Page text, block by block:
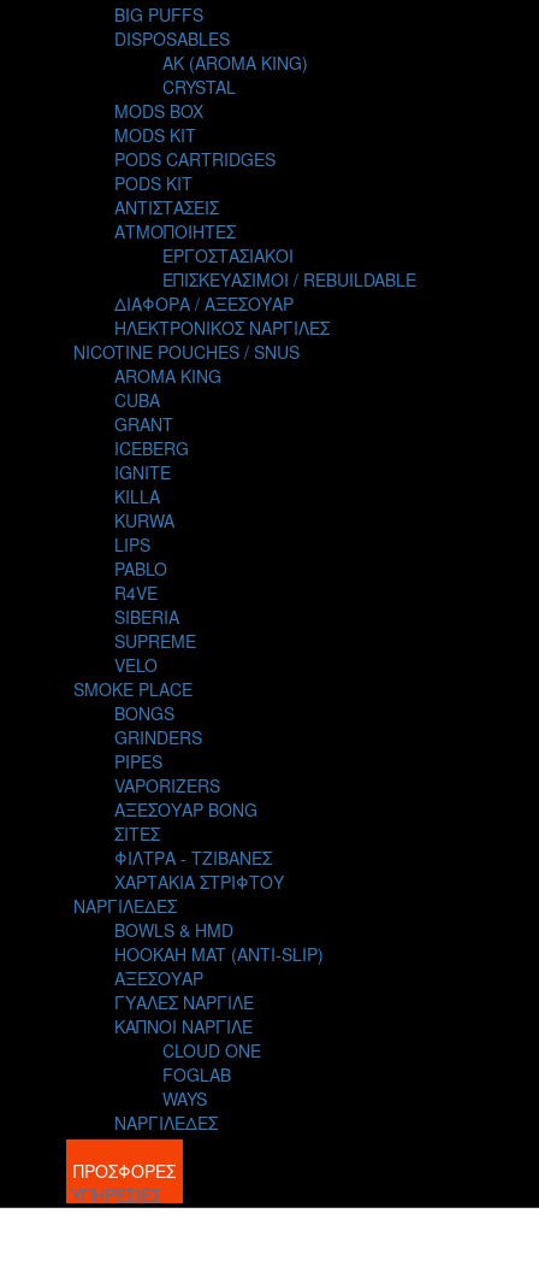
NUBO
OMERTA LIQUIDS
OPMH PROJECT
S-ELF JUICE
SADBOY
SCANDAL
SECRET FOREST
STEAM CITY LIQUIDS
STEAM TRAIN
STEAMPUNK
TALES
TATTOO
THE ALCHEMIST
THE SMOKER'S CLUB
TIKI MAHU
TWIST
VGOD
WILD ZOO
YETI
BIG PUFFS
DISPOSABLES
AK (AROMA KING)
CRYSTAL
MODS BOX
MODS KIT
PODS CARTRIDGES
PODS KIT
ΑΝΤΙΣΤΑΣΕΙΣ
ΑΤΜΟΠΟΙΗΤΕΣ
ΕΡΓΟΣΤΑΣΙΑΚΟΙ
ΕΠΙΣΚΕΥΑΣΙΜΟΙ / REBUILDABLE
ΔΙΑΦΟΡΑ / ΑΞΕΣΟΥΑΡ
ΗΛΕΚΤΡΟΝΙΚΟΣ ΝΑΡΓΙΛΕΣ
NICOTINE POUCHES / SNUS
AROMA KING
CUBA
GRANT
ICEBERG
IGNITE
KILLA
KURWA
LIPS
PABLO
R4VE
SIBERIA
SUPREME
VELO
SMOKE PLACE
BONGS
GRINDERS
PIPES
VAPORIZERS
ΑΞΕΣΟΥΑΡ BONG
ΣΙΤΕΣ
ΦΙΛΤΡΑ - ΤΖΙΒΑΝΕΣ
ΧΑΡΤΑΚΙΑ ΣΤΡΙΦΤΟΥ
ΝΑΡΓΙΛΕΔΕΣ
BOWLS & HMD
HOOKAH MAT (ANTI-SLIP)
ΑΞΕΣΟΥΑΡ
ΓΥΑΛΕΣ ΝΑΡΓΙΛΕ
ΚΑΠΝΟΙ ΝΑΡΓΙΛΕ
CLOUD ONE
FOGLAB
WAYS
ΝΑΡΓΙΛΕΔΕΣ
BLOG
ΠΡΟΣΦΟΡΕΣ
ΥΠΗΡΕΣΙΕΣ